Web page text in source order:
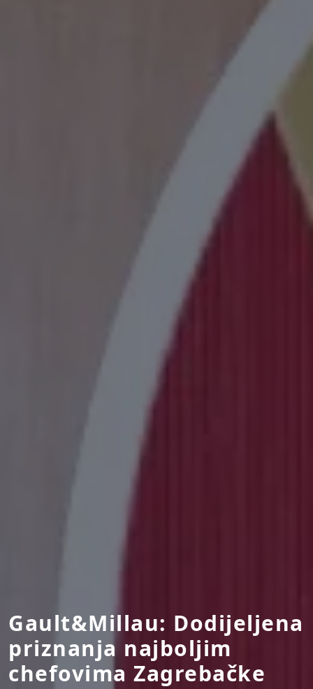
Gault&Millau: Dodijeljena
priznanja najboljim
chefovima Zagrebačke